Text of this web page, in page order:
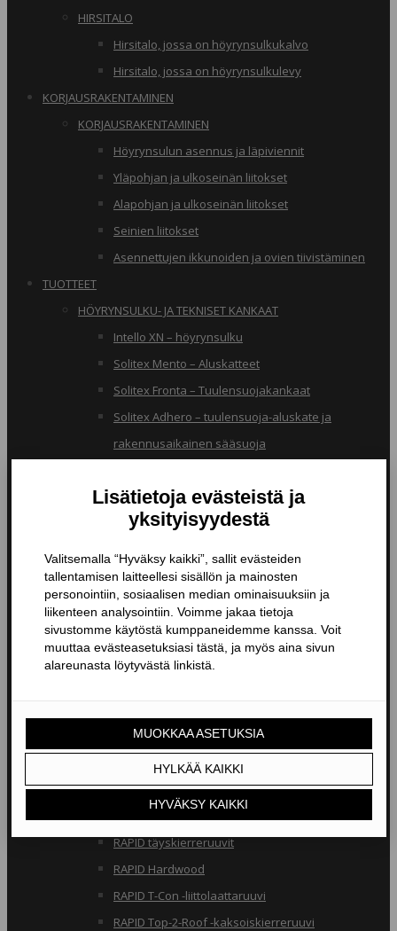
HIRSITALO
Hirsitalo, jossa on höyrynsulkukalvo
Hirsitalo, jossa on höyrynsulkulevy
KORJAUSRAKENTAMINEN
KORJAUSRAKENTAMINEN
Höyrynsulun asennus ja läpiviennit
Yläpohjan ja ulkoseinän liitokset
Alapohjan ja ulkoseinän liitokset
Seinien liitokset
Asennettujen ikkunoiden ja ovien tiivistäminen
TUOTTEET
HÖYRYNSULKU- JA TEKNISET KANKAAT
Intello XN – höyrynsulku
Solitex Mento – Aluskatteet
Solitex Fronta – Tuulensuojakankaat
Solitex Adhero – tuulensuoja-aluskate ja
rakennusaikainen sääsuoja
TIIVISTYSTUOTTEET
Butyylinauhat ja -teipit
Läpiviennit
Tiivistyspinnoitteet ja -massat
Tiivistysteipit
Pohjustusaineet ja tarvikkeet
Klimas osakierreruuvit
RAPID osakierreruuvit
StarDrive GPR osakierreruuvit
RAPID täyskierreruuvit
RAPID Hardwood
RAPID T-Con -liittolaattaruuvi
RAPID Top-2-Roof -kaksoiskierreruuvi